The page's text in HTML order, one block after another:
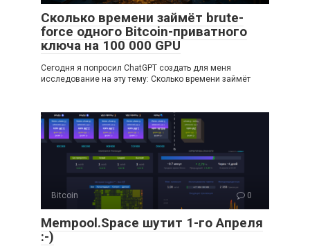
Сколько времени займёт brute-
force одного Bitcoin-приватного
ключа на 100 000 GPU
Сегодня я попросил ChatGPT создать для меня
исследование на эту тему: Сколько времени займёт
Bitcoin 0
Mempool.Space шутит 1-го Апреля
:-)